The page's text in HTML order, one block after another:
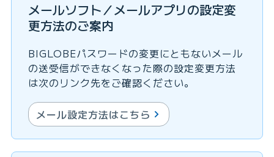
メールソフト／メールアプリの設定変
更方法のご案内
BIGLOBEパスワードの変更にともないメール
の送受信ができなくなった際の設定変更方法
は次のリンク先をご確認ください。
メール設定方法はこちら